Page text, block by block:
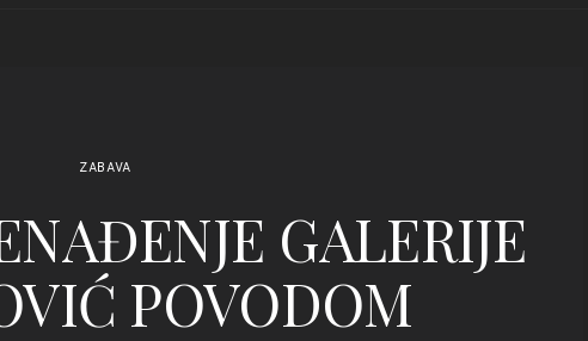
ZABAVA
GALERIJE
POVODOM